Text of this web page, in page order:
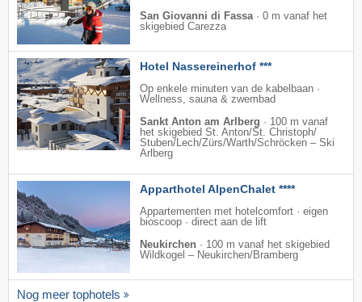
San Giovanni di Fassa· 0 m vanaf het
skigebied Carezza
Hotel Nassereinerhof ***
Op enkele minuten van de kabelbaan ·
Wellness, sauna & zwembad
Sankt Anton am Arlberg · 100 m vanaf
het skigebied St. Anton/​St. Christoph/​
Stuben/​Lech/​Zürs/​Warth/​Schröcken – Ski
Arlberg
Apparthotel AlpenChalet ****
Appartementen met hotelcomfort · eigen
bioscoop · direct aan de lift
Neukirchen · 100 m vanaf het skigebied
Wildkogel – Neukirchen/​Bramberg
Nog meer tophotels